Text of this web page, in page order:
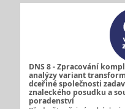
DNS 8 - Zpracování
analýzy variant
dceřiné společnosti
znaleckého posudku a
poradenství